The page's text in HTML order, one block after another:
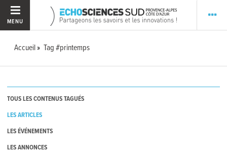
MENU
Accueil Tag #printemps
TOUS LES CONTENUS TAGUÉS
LES ARTICLES
LES ÉVÉNEMENTS
LES ANNONCES